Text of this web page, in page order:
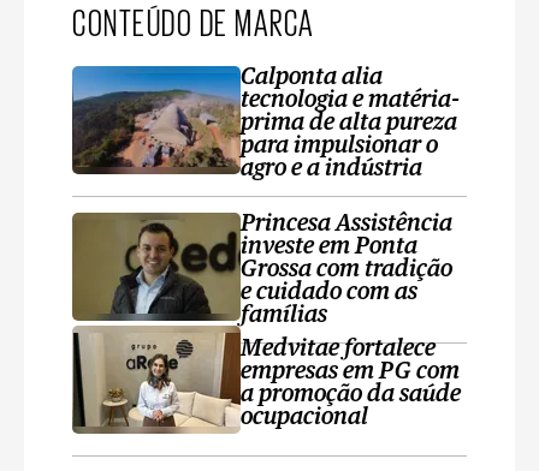
CONTEÚDO DE MARCA
Calponta alia
tecnologia e matéria-
prima de alta pureza
para impulsionar o
agro e a indústria
Princesa Assistência
investe em Ponta
Grossa com tradição
e cuidado com as
famílias
Medvitae fortalece
empresas em PG com
a promoção da saúde
ocupacional